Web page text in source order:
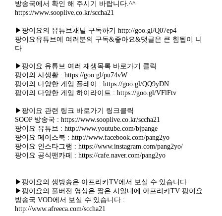
방송국에서 확인 해 주시기 바랍니다.^^
https://www.sooplive.co.kr/sccha21
▶팡이요의 유튜브채널 구독하기 http://goo.gl/Q07ep4
팡이요유튜브에 여러분의 구독&좋아요&댓글은 큰 힘됩이 니
다
▶팡이요 유튜브 여러 재생목록 바로가기 클릭
팡이의 사생활 : https://goo.gl/pu74vW
팡이의 다양한 게임 플레이 : https://goo.gl/QQ9yDN
팡이의 다양한 게임 하이라이트 : https://goo.gl/VFlFtv
▶팡이요 관련 링크 바로가기 링크클릭
SOOP 방송국 : https://www.sooplive.co.kr/sccha21
팡이요 유튜브 : http://www.youtube.com/bjpange
팡이요 페이스북 : http://www.facebook.com/pang2yo
팡이요 인스타그램 : https://www.instagram.com/pang2yo/
팡이요 공식팬카페 : https://cafe.naver.com/pang2yo
▶팡이요의 생방송은 아프리카TV에서 보실 수 있습니다
▶팡이요의 풀버전 영상은 짧은 시일내에 아프리카TV 팡이요
방송국 VOD에서 보실 수 있습니다 :
http://www.afreeca.com/sccha21